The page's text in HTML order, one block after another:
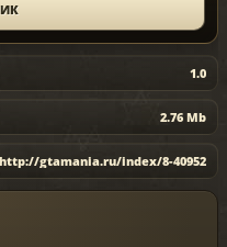
1.0
2.76 Mb
http://gtamania.ru/index/8-40952